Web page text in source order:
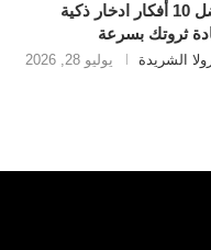
أفضل 10 أفكار ادخار ذكية
ثروتك بسرعة
الشريدة يوليو 28, 2026